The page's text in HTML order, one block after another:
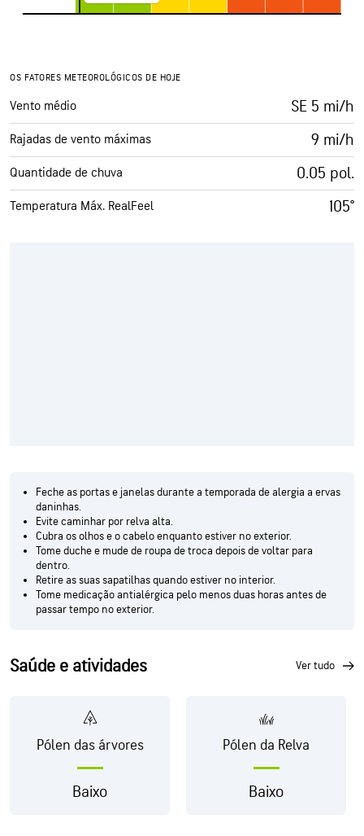
OS FATORES METEOROLÓGICOS DE HOJE
Vento médio SE 5 mi/h
Rajadas de vento máximas 9 mi/h
Quantidade de chuva 0.05 pol.
Temperatura Máx. RealFeel 105°
Feche as portas e janelas durante a temporada de alergia a ervas
daninhas.
Evite caminhar por relva alta.
Cubra os olhos e o cabelo enquanto estiver no exterior.
Tome duche e mude de roupa de troca depois de voltar para
dentro.
Retire as suas sapatilhas quando estiver no interior.
Tome medicação antialérgica pelo menos duas horas antes de
passar tempo no exterior.
Saúde e atividades ver tudo
Pólen das árvores
Baixo
Pólen da Relva
Baixo